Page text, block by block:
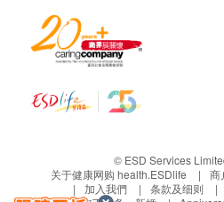
身高
体重
内科检查
人体成份分析
甘油三酯
所有健康检查/服务并非
途。当阁下身体健康出现
谘询有认可资格的医生，作
health.ESDlife】并没有经
产品而引致的损失、损害
网购health.ESDlife概不负
© ESD Services
关于健康网购 health.ESDlife
商
加入我們
条款及细则